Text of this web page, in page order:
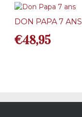
DON PAPA 7 ANS
€48,95